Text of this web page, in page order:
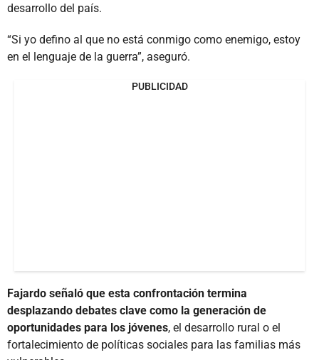
desarrollo del país.
“Si yo defino al que no está conmigo como enemigo, estoy
en el lenguaje de la guerra”, aseguró.
PUBLICIDAD
Fajardo señaló que esta confrontación termina
desplazando debates clave como la generación de
oportunidades para los jóvenes, el desarrollo rural o el
fortalecimiento de políticas sociales para las familias más